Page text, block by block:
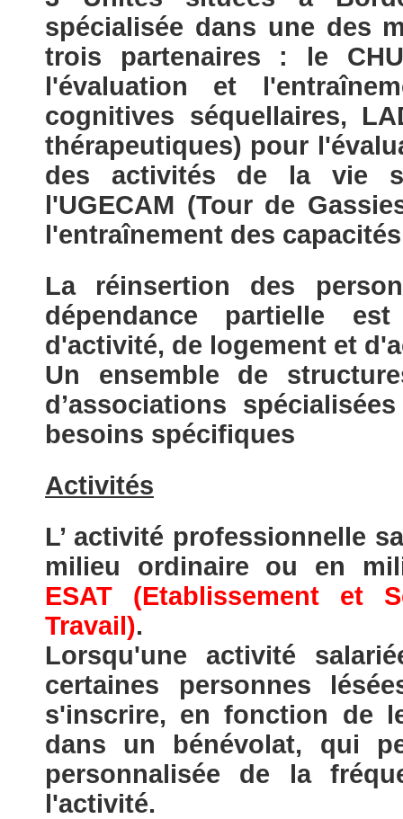
spécialisée dans une des
trois partenaires : le
l'évaluation et
cognitives séquellaires,
thérapeutiques) pour
des activités de la vie
l'UGECAM (Tour de
l'entraînement des
La réinsertion des
dépendance partielle
d'activité, de logement et
Un ensemble de
d’associations
besoins spécifiques
Activités
L’ activité professionnelle
milieu ordinaire ou en
ESAT (Etablissement et
Travail).
Lorsqu'une activité
certaines personnes
s'inscrire, en fonction de
dans un bénévolat, qui
personnalisée de la
l'activité.